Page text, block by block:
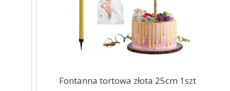
Fontanna tortowa złota 25cm 1szt